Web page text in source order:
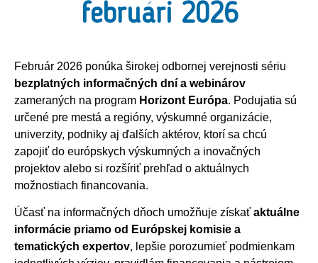
februári 2026
Február 2026 ponúka širokej odbornej verejnosti sériu
bezplatných informačných dní a webinárov
zameraných na program Horizont Európa. Podujatia sú
určené pre mestá a regióny, výskumné organizácie,
univerzity, podniky aj ďalších aktérov, ktorí sa chcú
zapojiť do európskych výskumných a inovačných
projektov alebo si rozšíriť prehľad o aktuálnych
možnostiach financovania.
Účasť na informačných dňoch umožňuje získať aktuálne
informácie priamo od Európskej komisie a
tematických expertov, lepšie porozumieť podmienkam